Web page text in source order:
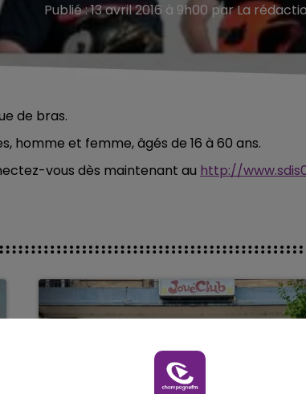
LE WEEK-END CHAMPAGNE FM
Publié : 13 avril 2016 à 9h00 par La
de bras.
homme et femme, âgés de 16 à 60 ans.
vous dès maintenant au http://